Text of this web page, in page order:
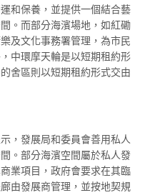
和保養，並提供一個結合藝
。而部分海濱場地，如紅磡
及文化事務署管理，為市民
中環摩天輪是以短期租約形
舍區則以短期租約形式交由
，發展局和委員會善用私人
。部分海濱空間屬於私人發
業項目，政府會要求在其臨
由發展商管理，並按地契規